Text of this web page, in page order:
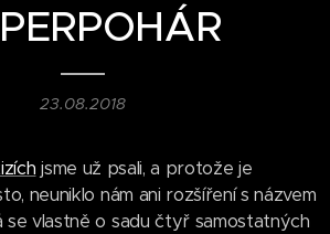
23.08.2018
jsme už psali, a protože je
neuniklo nám ani rozšíření s názvem
se vlastně o sadu čtyř samostatných